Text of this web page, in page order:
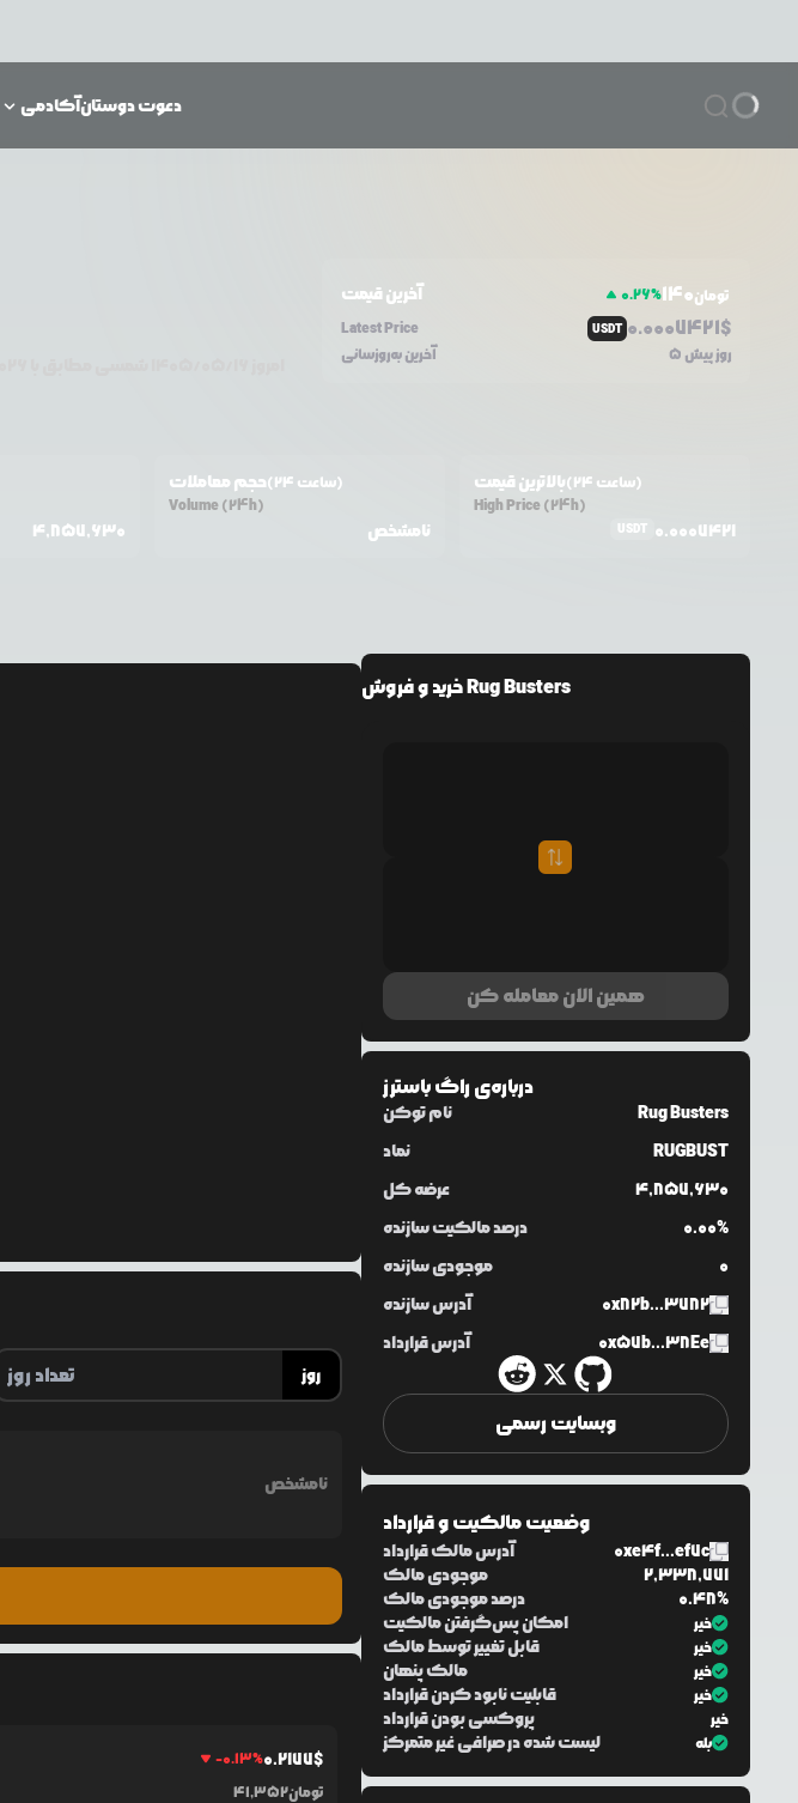
آکادمیدعوت دوستان
آخرین قیمت 0.26%140تومان
Latest Price
USDT 0.0007421$
آخرین به‌روزسانی 5 روز پیش
4,857,630
حجم معاملات
(24 ساعت)
Volume (24h)
نامشخص
بالاترین قیمت
(24 ساعت)
High Price (24h)
USDT 0.0007421
روز
نامشخص
-0.13%0.2177$
41,352تومان
خرید و فروش Rug Busters
همین الان معامله کن
درباره‌ی راگ باسترز
نام توکن
Rug Busters
نماد
RUGBUST
عرضه کل
4,857,630
درصد مالکیت سازنده
0.00%
موجودی سازنده
0
آدرس سازنده
0x82b...3782
آدرس قرارداد
0x57b...38Ee
وبسایت رسمی
وضعیت مالکیت و قرارداد
آدرس مالک قرارداد
0xe4f...ef7c
موجودی مالک
2,338,771
درصد موجودی مالک
0.48%
امکان پس‌گرفتن مالکیت
خیر
قابل تغییر توسط مالک خیر
مالک پنهان خیر
قابلیت نابود کردن قرارداد خیر
پروکسی بودن قرارداد خیر
لیست شده در صرافی غیر متمرکز بله